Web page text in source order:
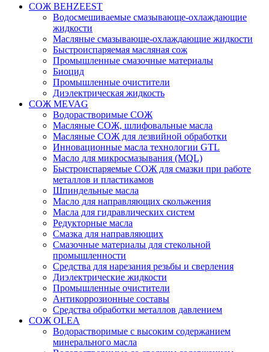
СОЖ BEHZEEST
Водосмешиваемые смазывающе-охлаждающие
жидкости
Масляные смазывающе-охлаждающие жидкости
Быстроиспаряемая масляная сож
Промышленные смазочные материалы
Биоцид
Промышленные очистители
Диэлектрическая жидкость
СОЖ MEVAG
Водорастворимые СОЖ
Масляные СОЖ, шлифовальные масла
Масляные СОЖ для лезвийной обработки
Инновационные масла технологии GTL
Масло для микросмазывания (MQL)
Быстроиспаряемые СОЖ для смазки при работе
металлов и пластикамов
Шпиндельные масла
Масло для направляющих скольжения
Масла для гидравлических систем
Редукторные масла
Смазка для направляющих
Смазочные материалы для стекольной
промышленности
Средства для нарезания резьбы и сверления
Диэлектрические жидкости
Промышленные очистители
Антикоррозионные составы
Средства обработки металлов давлением
СОЖ OLEA
Водорастворимые с высоким содержанием
минерального масла